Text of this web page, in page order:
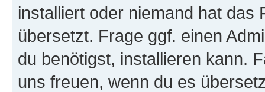
installiert oder niemand hat das
übersetzt. Frage ggf. einen
du benötigst, installieren kann.
uns freuen, wenn du es